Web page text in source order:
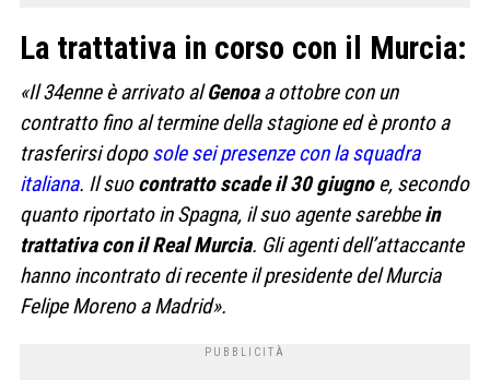
La trattativa in corso con il Murcia:
«Il 34enne è arrivato alGenoaa ottobre con un
contratto fino al termine della stagione ed è pronto a
trasferirsi doposole sei presenze con la squadra
italiana. Il suocontratto scade il 30 giugnoe, secondo
quanto riportato in Spagna, il suo agente sarebbein
trattativa con il Real Murcia. Gli agenti dell’attaccante
hanno incontrato di recente il presidente del Murcia
Felipe Moreno a Madrid».